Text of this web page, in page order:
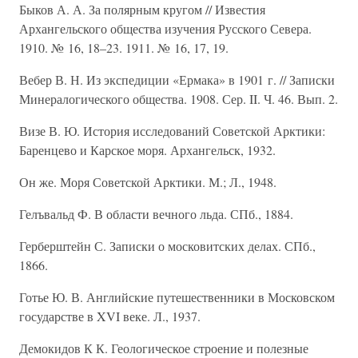
Быков А. А. За полярным кругом // Известия
Архангельского общества изучения Русского Севера.
1910. № 16, 18–23. 1911. № 16, 17, 19.
Вебер В. Н. Из экспедиции «Ермака» в 1901 г. // Записки
Минералогического общества. 1908. Сер. II. Ч. 46. Вып. 2.
Визе В. Ю. История исследований Советской Арктики:
Баренцево и Карское моря. Архангельск, 1932.
Он же. Моря Советской Арктики. М.; Л., 1948.
Гелъвальд Ф. В области вечного льда. СПб., 1884.
Герберштейн С. Записки о московитских делах. СПб.,
1866.
Готье Ю. В. Английские путешественники в Московском
государстве в XVI веке. Л., 1937.
Демокидов К К. Геологическое строение и полезные